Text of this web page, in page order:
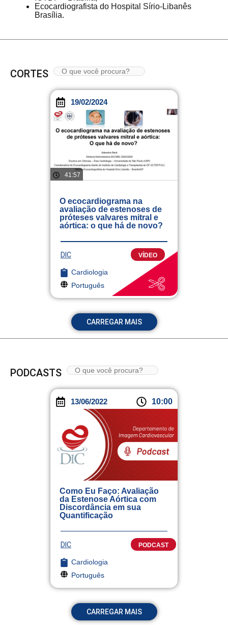
Ecocardiografista do Hospital Sírio-Libanês
Brasília.
CORTES
19/02/2024
41:57
O ecocardiograma na
avaliação de estenoses de
próteses valvares mitral e
aórtica: o que há de novo?
DIC VÍDEO
Cardiologia
Português
CARREGAR MAIS
PODCASTS
13/06/2022 10:00
Como Eu Faço: Avaliação
da Estenose Aórtica com
Discordância em sua
Quantificação
DIC PODCAST
Cardiologia
Português
CARREGAR MAIS